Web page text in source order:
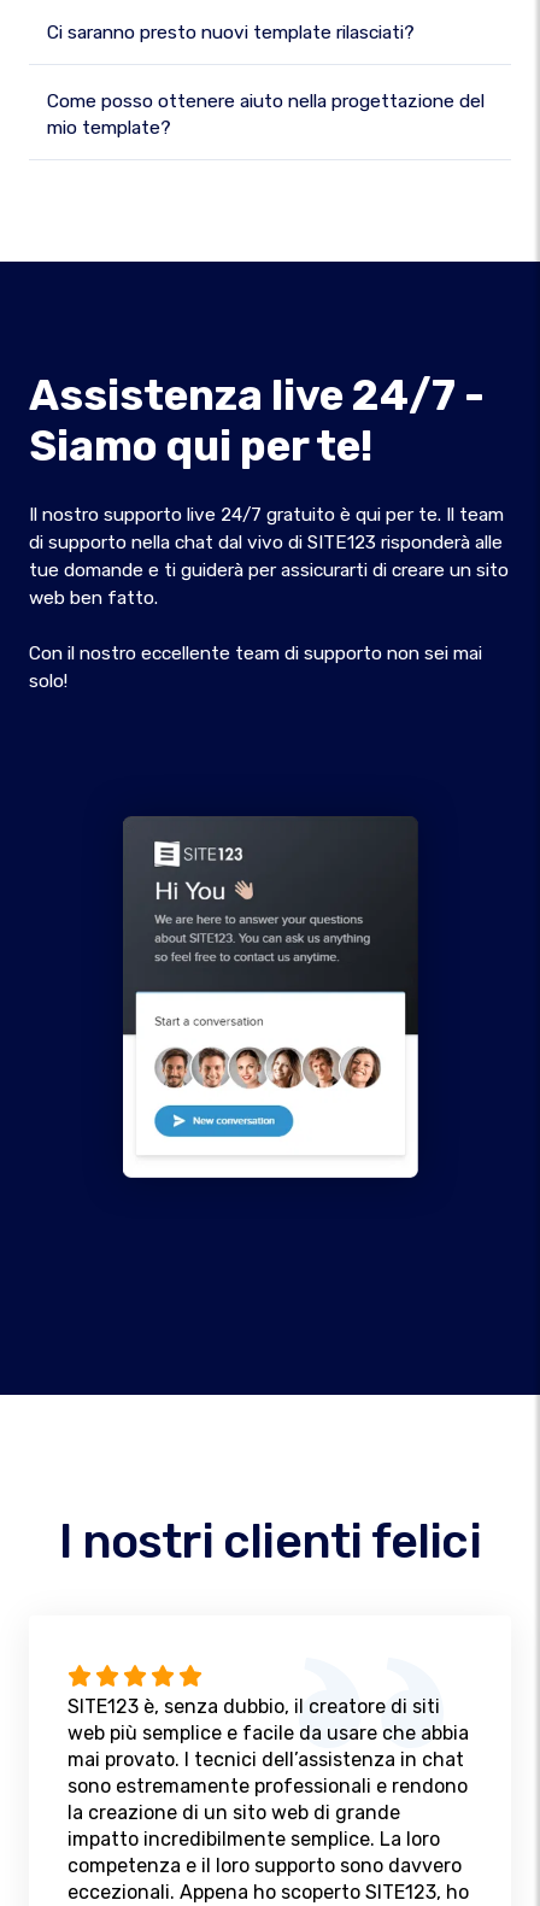
Ci saranno presto nuovi template rilasciati?
Come posso ottenere aiuto nella progettazione del
mio template?
Assistenza live 24/7 -
Siamo qui per te!
Il nostro supporto live 24/7 gratuito è qui per te. Il team
di supporto nella chat dal vivo di SITE123 risponderà alle
tue domande e ti guiderà per assicurarti di creare un sito
web ben fatto.
Con il nostro eccellente team di supporto non sei mai
solo!
I nostri clienti felici
SITE123 è, senza dubbio, il creatore di siti
web più semplice e facile da usare che abbia
mai provato. I tecnici dell’assistenza in chat
sono estremamente professionali e rendono
la creazione di un sito web di grande
impatto incredibilmente semplice. La loro
competenza e il loro supporto sono davvero
eccezionali. Appena ho scoperto SITE123, ho